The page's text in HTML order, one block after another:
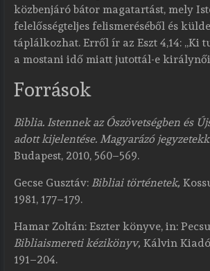
közbenjáró bátor magatartást, mely
felelősségteljes felismeréséből és
táplálkozhat. Erről ír az Eszt 4,14: „Ki
a mostani idő miatt jutottál-e
Források
Biblia. Istennek az Ószövetségben és
adott kijelentése. Magyarázó
Budapest, 2010, 560–569.
GecseGusztáv: Bibliai történetek,
1981, 177–179.
HamarZoltán: Eszter könyve, in:
Bibliaismereti kézikönyv, Kálvin
191–204.